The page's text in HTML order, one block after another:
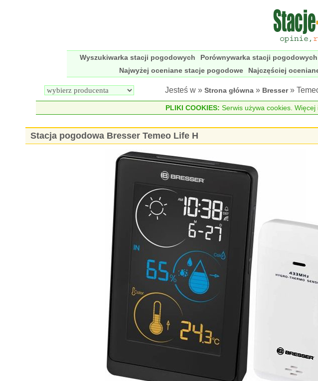
Wyszukiwarka stacji pogodowych Porównywarka stacji pogodowych
Najwyżej oceniane stacje pogodowe
Najczęściej
Jesteś w » Strona główna » Bresser»
PLIKI COOKIES: Serwis używa cookies. Więcej
Stacja pogodowa Bresser Temeo Life H